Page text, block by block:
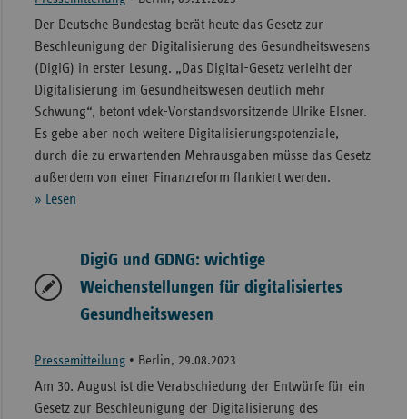
Der Deutsche Bundestag berät heute das Gesetz zur
Beschleunigung der Digitalisierung des Gesundheitswesens
(DigiG) in erster Lesung. „Das Digital-Gesetz verleiht der
Digitalisierung im Gesundheitswesen deutlich mehr
Schwung“, betont vdek-Vorstandsvorsitzende Ulrike Elsner.
Es gebe aber noch weitere Digitalisierungspotenziale,
durch die zu erwartenden Mehrausgaben müsse das Gesetz
außerdem von einer Finanzreform flankiert werden.
» Lesen
DigiG und GDNG: wichtige
Weichenstellungen für digitalisiertes
Gesundheitswesen
Pressemitteilung• Berlin, 29.08.2023
Am 30. August ist die Verabschiedung der Entwürfe für ein
Gesetz zur Beschleunigung der Digitalisierung des